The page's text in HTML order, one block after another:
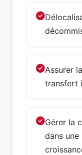
Assurer
transfert
Gérer la
dans